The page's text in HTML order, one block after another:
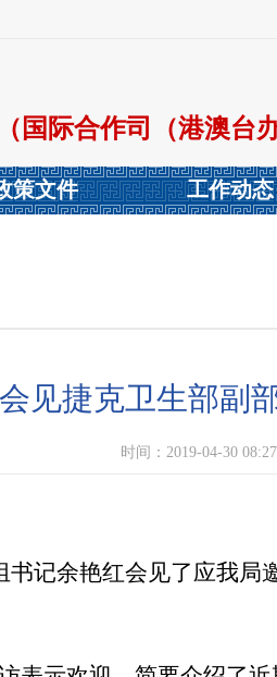
（国际合作司（港澳台
策文件 工作动态
见捷克卫生部副
时间：2019-04-30
余艳红会见了应我局